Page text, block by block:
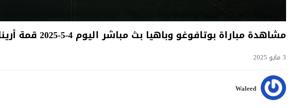
مشاهدة مباراة بوتافوغو وباهيا بث مباشر اليوم 4-5-2025 قمة أرينا فونتي نوفا
3 مايو 2025
Waleed